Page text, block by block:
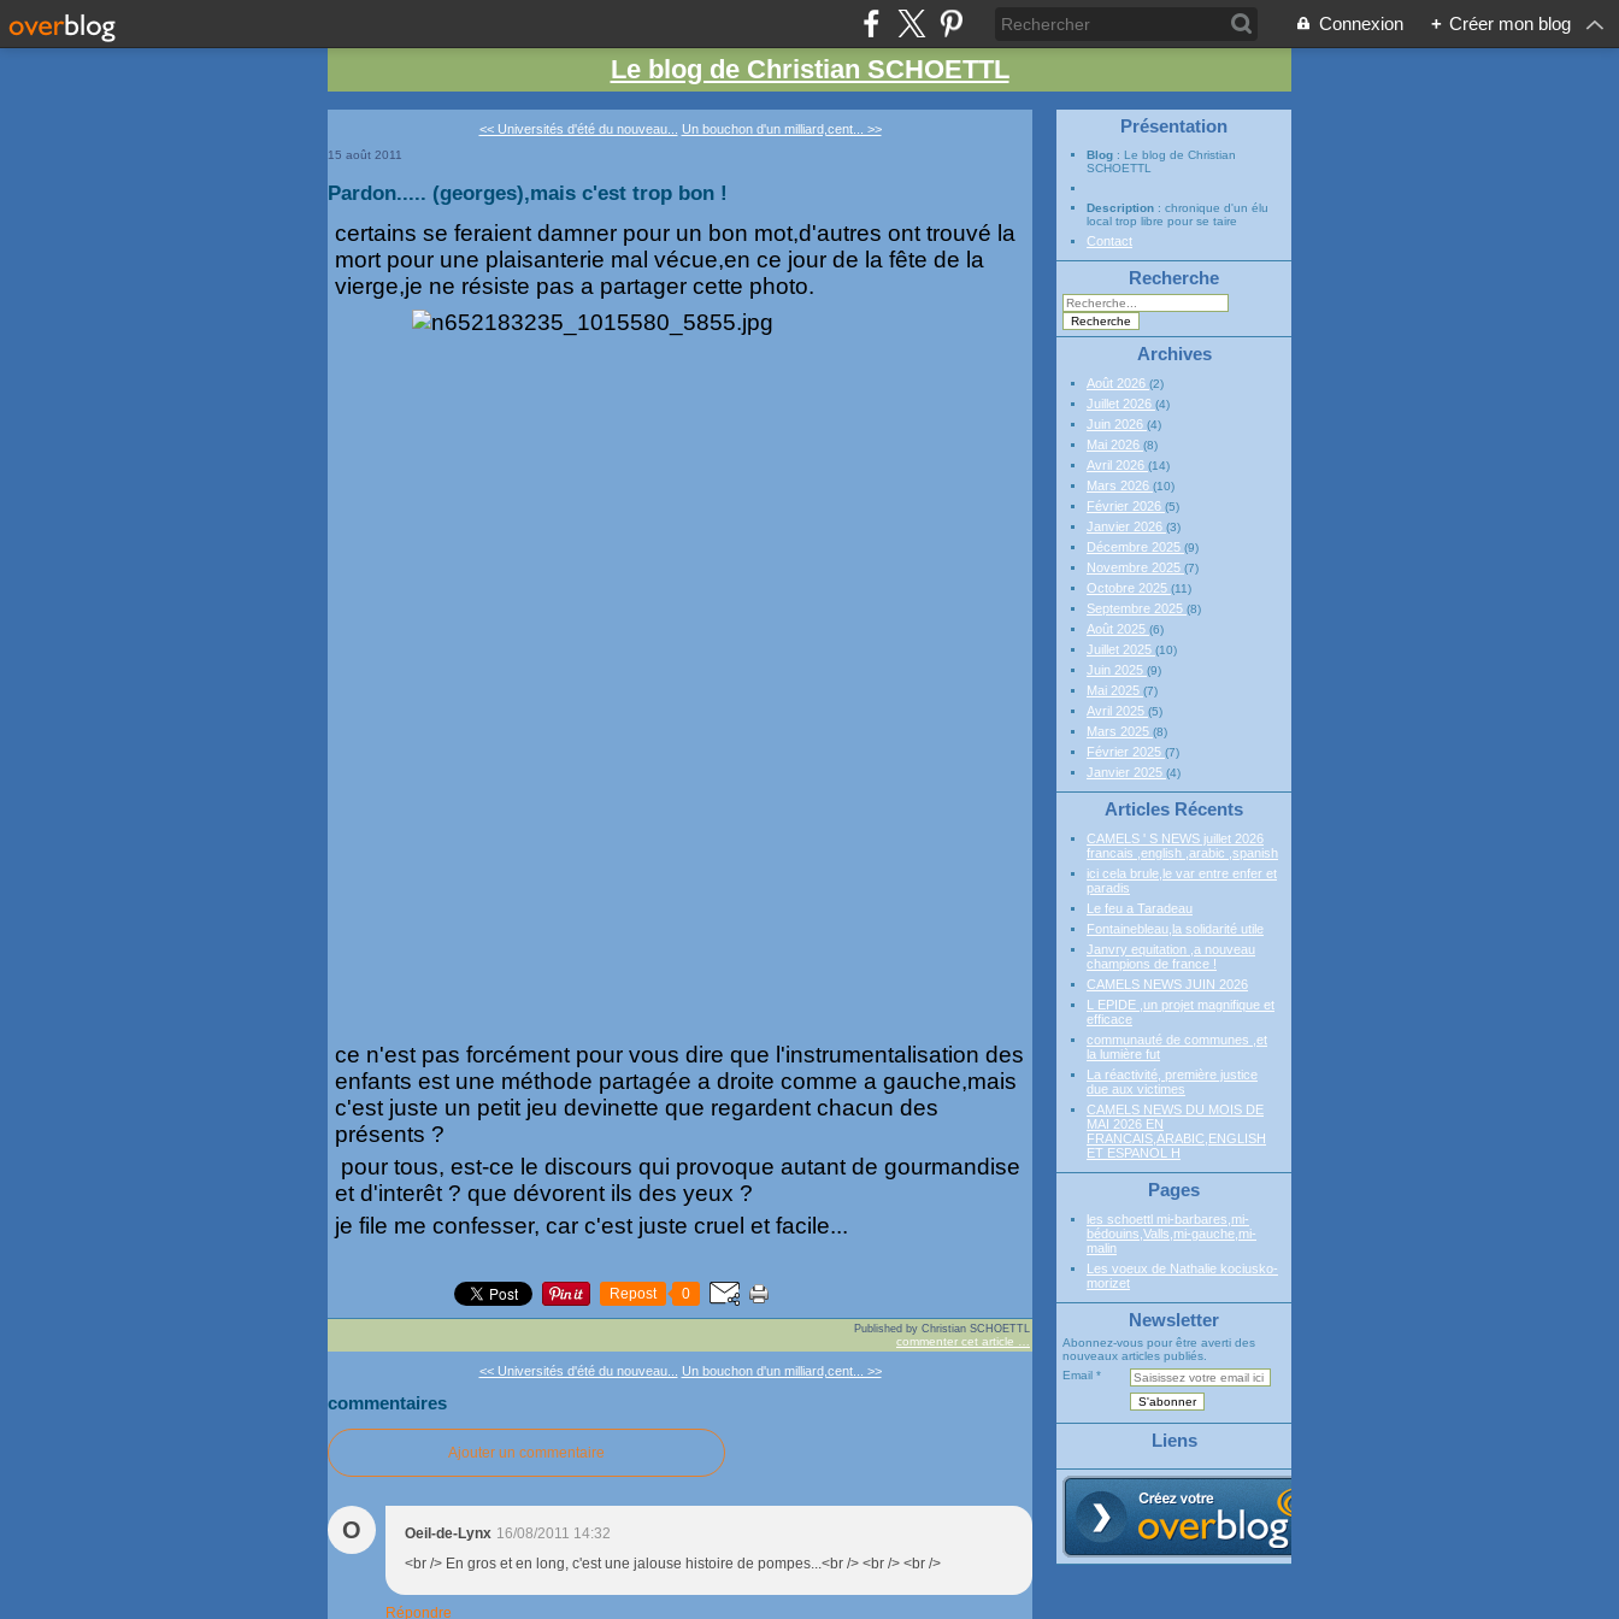
Connexion + Créer mon blog
Le blog de Christian SCHOETTL
<< Universités d'été du nouveau... Un bouchon d'un milliard,cent... >>
15 août 2011
Pardon..... (georges),mais c'est trop bon !
certains se feraient damner pour un bon mot,d'autres ont trouvé la
mort pour une plaisanterie mal vécue,en ce jour de la fête de la
vierge,je ne résiste pas a partager cette photo.
ce n'est pas forcément pour vous dire que l'instrumentalisation des
enfants est une méthode partagée a droite comme a gauche,mais
c'est juste un petit jeu devinette que regardent chacun des
présents ?
pour tous, est-ce le discours qui provoque autant de gourmandise
et d'interêt ? que dévorent ils des yeux ?
je file me confesser, car c'est juste cruel et facile...
Repost 0
Published by Christian SCHOETTL
commenter cet article
<< Universités d'été du nouveau... Un bouchon d'un milliard,cent... >>
commentaires
Ajouter un commentaire
O Oeil-de-Lynx 16/08/2011 14:32
<br /> En gros et en long, c'est une jalouse histoire de pompes...<br /> <br /> <br />
Répondre
Présentation
Blog : Le blog de Christian
SCHOETTL
Description : chronique d'un élu
local trop libre pour se taire
Contact
Recherche
Archives
Août 2026 (2)
Juillet 2026 (4)
Juin 2026 (4)
Mai 2026 (8)
Avril 2026 (14)
Mars 2026 (10)
Février 2026 (5)
Janvier 2026 (3)
Décembre 2025 (9)
Novembre 2025 (7)
Octobre 2025 (11)
Septembre 2025 (8)
Août 2025 (6)
Juillet 2025 (10)
Juin 2025 (9)
Mai 2025 (7)
Avril 2025 (5)
Mars 2025 (8)
Février 2025 (7)
Janvier 2025 (4)
Articles Récents
CAMELS ' S NEWS juillet 2026
francais ,english ,arabic ,spanish
ici cela brule,le var entre enfer et
paradis
Le feu a Taradeau
Fontainebleau,la solidarité utile
Janvry equitation ,a nouveau
champions de france !
CAMELS NEWS JUIN 2026
L EPIDE ,un projet magnifique et
efficace
communauté de communes ,et
la lumière fut
La réactivité, première justice
due aux victimes
CAMELS NEWS DU MOIS DE
MAI 2026 EN
FRANCAIS,ARABIC,ENGLISH
ET ESPANOL H
Pages
les schoettl mi-barbares,mi-
bédouins,Valls,mi-gauche,mi-
malin
Les voeux de Nathalie kociusko-
morizet
Newsletter
Abonnez-vous pour être averti des
nouveaux articles publiés.
Email
Liens